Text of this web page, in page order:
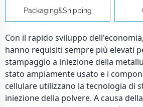
Packaging&Shipping
Con il rapido sviluppo
hanno requisiti sempre più elevati
stampaggio a iniezione della
stato ampiamente usato e i
cellulare utilizzano la tecnologia di
iniezione della polvere. A causa